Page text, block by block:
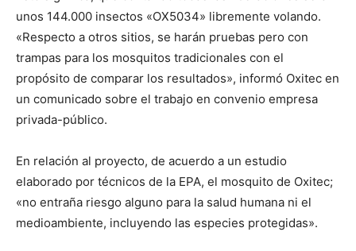
unos 144.000 insectos «OX5034» libremente volando.
«Respecto a otros sitios, se harán pruebas pero con
trampas para los mosquitos tradicionales con el
propósito de comparar los resultados», informó Oxitec en
un comunicado sobre el trabajo en convenio empresa
privada-público.
En relación al proyecto, de acuerdo a un estudio
elaborado por técnicos de la EPA, el mosquito de Oxitec;
«no entraña riesgo alguno para la salud humana ni el
medioambiente, incluyendo las especies protegidas».